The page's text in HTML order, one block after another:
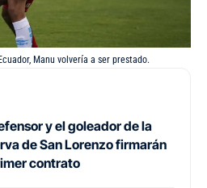
Manu volvería a ser prestado.
y el goleador de la
de San Lorenzo firmarán
contrato